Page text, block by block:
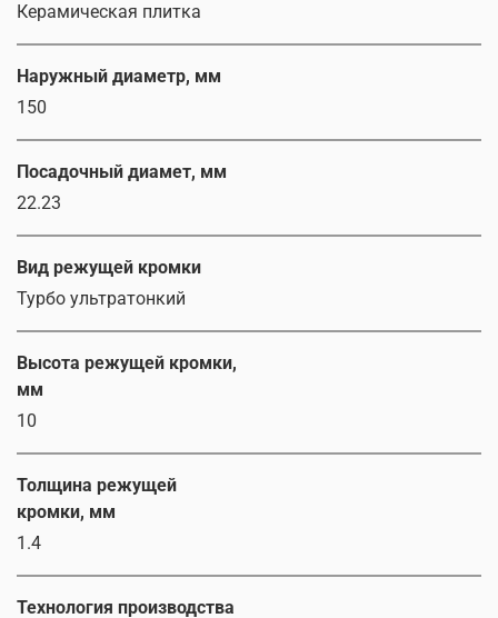
Керамическая плитка
Наружный диаметр, мм
150
Посадочный диамет, мм
22.23
Вид режущей кромки
Турбо ультратонкий
Высота режущей кромки,
мм
10
Толщина режущей
кромки, мм
1.4
Технология производства